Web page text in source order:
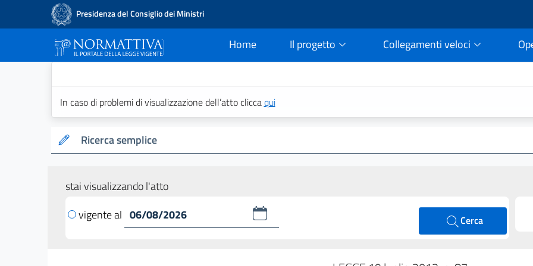
Presidenza del Consiglio dei Ministri
Home
current Il progetto Collegamenti veloci
In caso di problemi di visualizzazione dell’atto cliccaqui
Ricerca semplice
stai visualizzando l'atto
vigente al
Cerca